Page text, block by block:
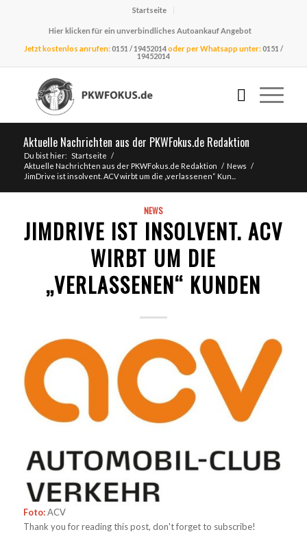
Startseite
Hier klicken für ein unverbindliches Autoankauf Angebot
Jetzt kostenlos anrufen:0151 / 19452014oder per Whatsapp unter:0151 /
19452014
Aktuelle Nachrichten aus der PKWFokus.de Redaktion
Du bist hier: Startseite /
Aktuelle Nachrichten aus der PKWFokus.de Redaktion / News /
JimDrive ist insolvent. ACV wirbt um die „verlassenen“ Kun...
NEWS
JIMDRIVE IST INSOLVENT. ACV
WIRBT UM DIE
„VERLASSENEN“ KUNDEN
Foto:ACV
Thank you for reading this post, don't forget to subscribe!